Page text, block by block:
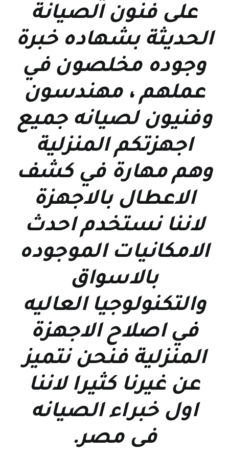
على فنون الصيانة
الحديثة بشهاده خبرة
وجوده مخلصون في
عملهم ، مهندسون
وفنيون لصيانه جميع
اجهزتكم المنزلية
وهم مهارة في كشف
الاعطال بالاجهزة
لاننا نستخدم احدث
الامكانيات الموجوده
بالاسواق
والتكنولوجيا العاليه
في اصلاح الاجهزة
المنزلية فنحن نتميز
عن غيرنا كثيرا لاننا
اول خبراء الصيانه
فى مصر.